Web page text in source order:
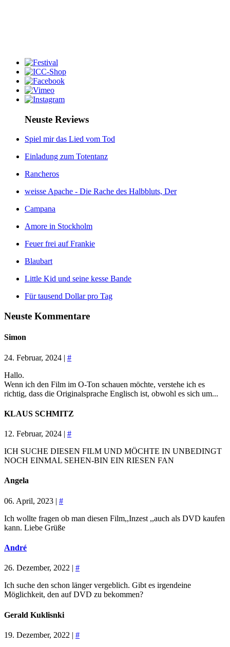
Neuste Reviews
Spiel mir das Lied vom Tod
Einladung zum Totentanz
Rancheros
weisse Apache - Die Rache des Halbbluts, Der
Campana
Amore in Stockholm
Feuer frei auf Frankie
Blaubart
Little Kid und seine kesse Bande
Für tausend Dollar pro Tag
Neuste Kommentare
Simon
24. Februar, 2024 | #
Hallo.
Wenn ich den Film im O-Ton schauen möchte, verstehe ich es
richtig, dass die Originalsprache Englisch ist, obwohl es sich um...
KLAUS SCHMITZ
12. Februar, 2024 | #
ICH SUCHE DIESEN FILM UND MÖCHTE IN UNBEDINGT
NOCH EINMAL SEHEN-BIN EIN RIESEN FAN
Angela
06. April, 2023 | #
Ich wollte fragen ob man diesen Film,,Inzest ,,auch als DVD kaufen
kann. Liebe Grüße
André
26. Dezember, 2022 | #
Ich suche den schon länger vergeblich. Gibt es irgendeine
Möglichkeit, den auf DVD zu bekommen?
Gerald Kuklisnki
19. Dezember, 2022 | #